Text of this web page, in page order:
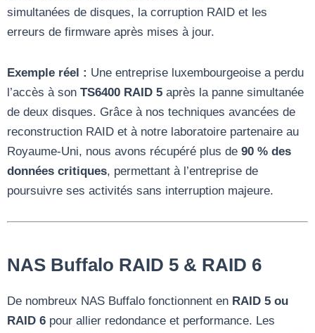
simultanées de disques, la corruption RAID et les
erreurs de firmware après mises à jour.
Exemple réel : Une entreprise luxembourgeoise a perdu
l’accès à son TS6400 RAID 5 après la panne simultanée
de deux disques. Grâce à nos techniques avancées de
reconstruction RAID et à notre laboratoire partenaire au
Royaume-Uni, nous avons récupéré plus de 90 % des
données critiques, permettant à l’entreprise de
poursuivre ses activités sans interruption majeure.
NAS Buffalo RAID 5 & RAID 6
De nombreux NAS Buffalo fonctionnent en RAID 5 ou
RAID 6 pour allier redondance et performance. Les